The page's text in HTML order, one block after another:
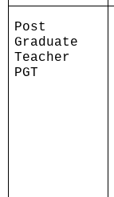
Post
Graduate
Teacher
PGT